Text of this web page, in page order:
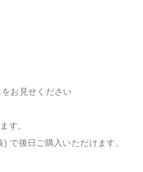
お見せください
す。
後日ご購入いただけます。